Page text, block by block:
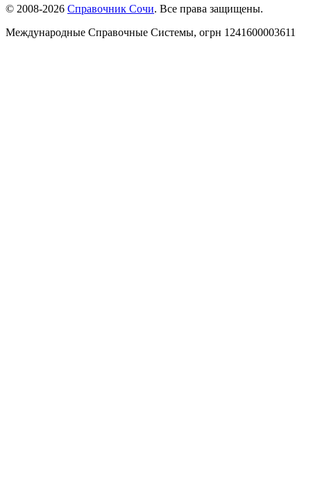
© 2008-2026 Справочник Сочи. Все права защищены.
Международные Справочные Системы, огрн 1241600003611